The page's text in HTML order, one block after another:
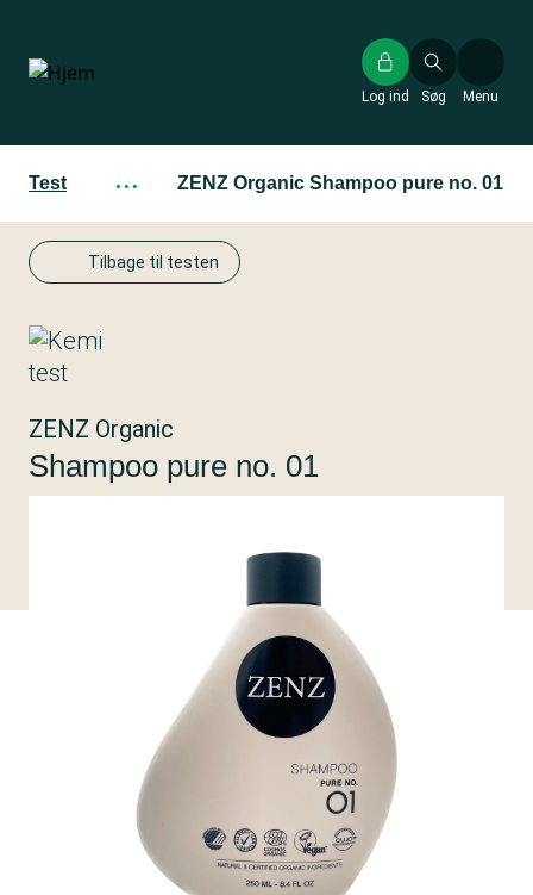
hovedindhold
Søg
Log ind Menu
Test ··· ZENZ Organic Shampoo pure no. 01
Tilbage til testen
ZENZ Organic
Shampoo pure no. 01